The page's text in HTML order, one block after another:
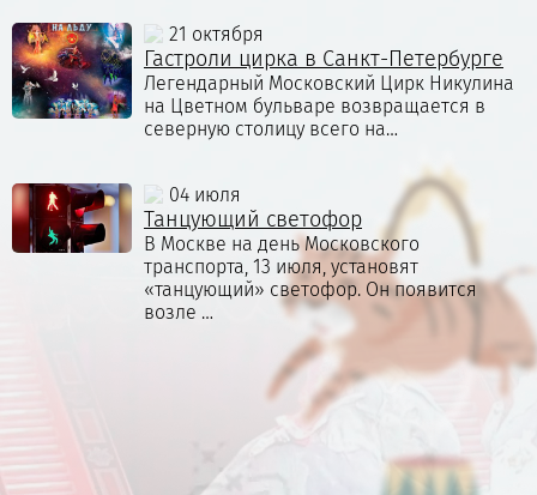
21 октября
Гастроли цирка в Санкт-Петербурге
Легендарный Московский Цирк Никулина
на Цветном бульваре возвращается в
северную столицу всего на…
04 июля
Танцующий светофор
В Москве на день Московского
транспорта, 13 июля, установят
«танцующий» светофор. Он появится
возле …